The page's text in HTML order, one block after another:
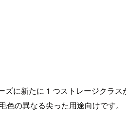
に新たに 1 つストレージクラ
の異なる尖った用途向けです。